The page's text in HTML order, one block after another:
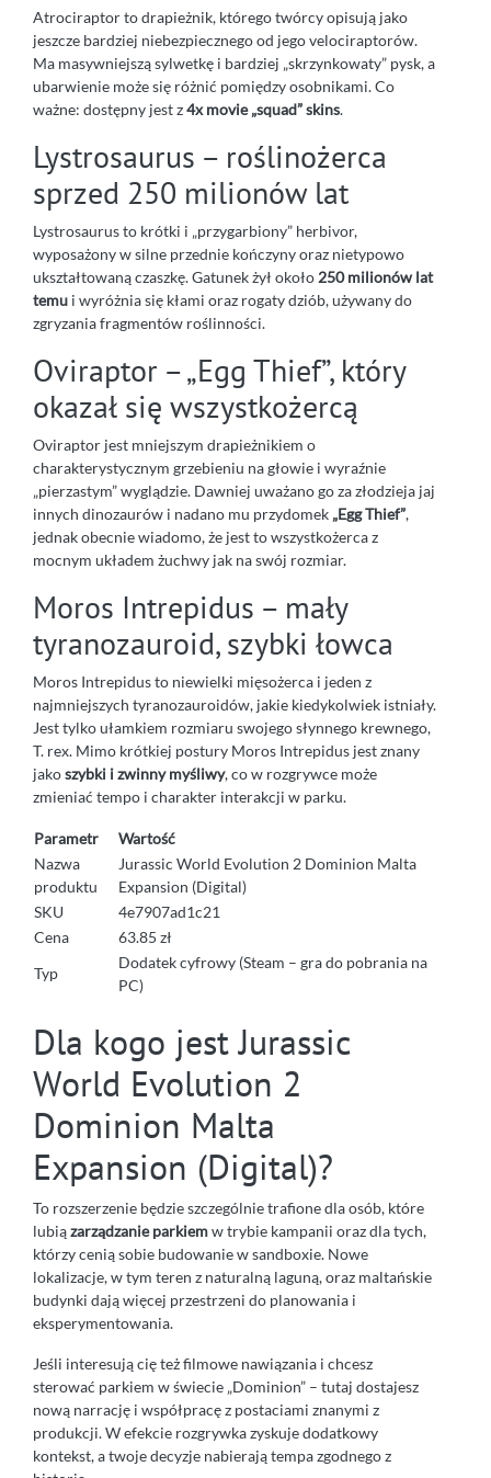
Atrociraptor to drapieżnik, którego twórcy opisują jako
jeszcze bardziej niebezpiecznego od jego velociraptorów.
Ma masywniejszą sylwetkę i bardziej „skrzynkowaty” pysk, a
ubarwienie może się różnić pomiędzy osobnikami. Co
ważne: dostępny jest z4x movie „squad” skins.
Lystrosaurus – roślinożerca
sprzed 250 milionów lat
Lystrosaurus to krótki i „przygarbiony” herbivor,
wyposażony w silne przednie kończyny oraz nietypowo
ukształtowaną czaszkę. Gatunek żył około 250 milionów lat
temu i wyróżnia się kłami oraz rogaty dziób, używany do
zgryzania fragmentów roślinności.
Oviraptor – „Egg Thief”, który
okazał się wszystkożercą
Oviraptor jest mniejszym drapieżnikiem o
charakterystycznym grzebieniu na głowie i wyraźnie
„pierzastym” wyglądzie. Dawniej uważano go za złodzieja jaj
innych dinozaurów i nadano mu przydomek „Egg Thief”,
jednak obecnie wiadomo, że jest to wszystkożerca z
mocnym układem żuchwy jak na swój rozmiar.
Moros Intrepidus – mały
tyranozauroid, szybki łowca
Moros Intrepidus to niewielki mięsożerca i jeden z
najmniejszych tyranozauroidów, jakie kiedykolwiek istniały.
Jest tylko ułamkiem rozmiaru swojego słynnego krewnego,
T. rex. Mimo krótkiej postury Moros Intrepidus jest znany
jakoszybki i zwinny myśliwy, co w rozgrywce może
zmieniać tempo i charakter interakcji w parku.
Parametr
Wartość
Nazwa
produktu
Jurassic World Evolution 2 Dominion Malta
Expansion (Digital)
SKU
4e7907ad1c21
Cena
63.85 zł
Typ
Dodatek cyfrowy (Steam – gra do pobrania na
PC)
Dla kogo jest Jurassic
World Evolution 2
Dominion Malta
Expansion (Digital)?
To rozszerzenie będzie szczególnie trafione dla osób, które
lubiązarządzanie parkiemw trybie kampanii oraz dla tych,
którzy cenią sobie budowanie w sandboxie. Nowe
lokalizacje, w tym teren z naturalną laguną, oraz maltańskie
budynki dają więcej przestrzeni do planowania i
eksperymentowania.
Jeśli interesują cię też filmowe nawiązania i chcesz
sterować parkiem w świecie „Dominion” – tutaj dostajesz
nową narrację i współpracę z postaciami znanymi z
produkcji. W efekcie rozgrywka zyskuje dodatkowy
kontekst, a twoje decyzje nabierają tempa zgodnego z